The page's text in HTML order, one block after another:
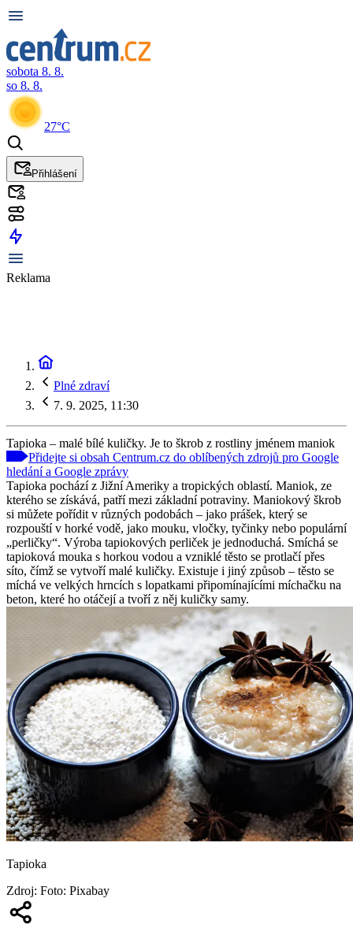
sobota 8. 8.
so 8. 8.
27°C
Přihlášení
Reklama
Plné zdraví
7. 9. 2025, 11:30
Tapioka – malé bílé kuličky. Je to škrob z rostliny jménem maniok
Přidejte si obsah Centrum.cz do oblíbených zdrojů pro Google
hledání a Google zprávy
Tapioka pochází z Jižní Ameriky a tropických oblastí. Maniok, ze
kterého se získává, patří mezi základní potraviny. Maniokový škrob
si můžete pořídit v různých podobách – jako prášek, který se
rozpouští v horké vodě, jako mouku, vločky, tyčinky nebo populární
„perličky“. Výroba tapiokových perliček je jednoduchá. Smíchá se
tapioková mouka s horkou vodou a vzniklé těsto se protlačí přes
síto, čímž se vytvoří malé kuličky. Existuje i jiný způsob – těsto se
míchá ve velkých hrncích s lopatkami připomínajícími míchačku na
beton, které ho otáčejí a tvoří z něj kuličky samy.
Tapioka
Zdroj: Foto: Pixabay